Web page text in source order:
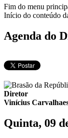
Fim do menu
Início do conteúdo
Agenda do
Diretor
Vinícius
Quinta, 09